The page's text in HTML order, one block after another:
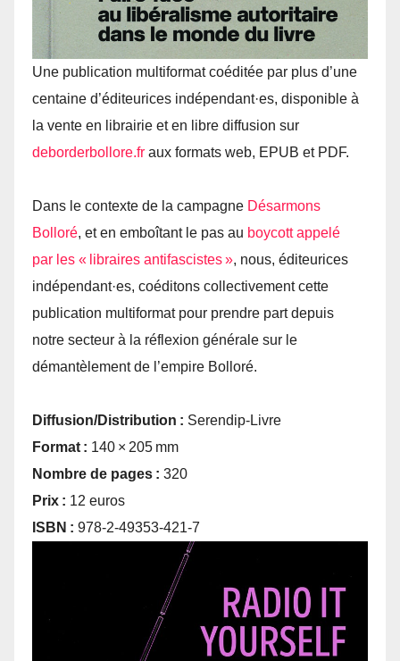
Une publication multiformat coéditée par plus d’une
centaine d’éditeurices indépendant·es, disponible à
la vente en librairie et en libre diffusion sur
deborderbollore.​fr aux formats web, EPUB et PDF.
Dans le contexte de la campagne Désarmons
Bolloré, et en emboîtant le pas au boycott appelé
par les « libraires antifascistes », nous, éditeurices
indépendant·es, coéditons collectivement cette
publication multiformat pour prendre part depuis
notre secteur à la réflexion générale sur le
démantèlement de l’empire Bolloré.
Diffusion/Distribution : Serendip-Livre
Format : 140 × 205 mm
Nombre de pages : 320
Prix : 12 euros
ISBN : 978-2-49353-421-7